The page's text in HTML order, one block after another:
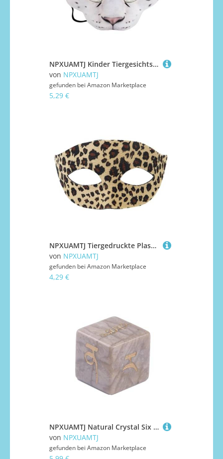
NPXUAMTJ Kinder Tiergesichtsmaske Mit Mehreren Tierdesigns Leichtes Eva Elastic Stirnband Für Kostümfeiern Schule Spielt Familienveranstaltungen Kindermasken
von NPXUAMTJ
gefunden bei Amazon Marketplace
5,29 €
NPXUAMTJ Tiergedruckte Plastik Halbe Gesichtsmaske Für Halloween Cosplay Bequeme Tragenfreundlicher Party Styling Accessoires Kinder Sichere Tierdruckmaske
von NPXUAMTJ
gefunden bei Amazon Marketplace
4,29 €
NPXUAMTJ Natural Crystal Six Sided Dices Mult Table Game Round Corner Rollenspiele Brettspielzubehör Mult Table Zubehör Für Rollenspiele
von NPXUAMTJ
gefunden bei Amazon Marketplace